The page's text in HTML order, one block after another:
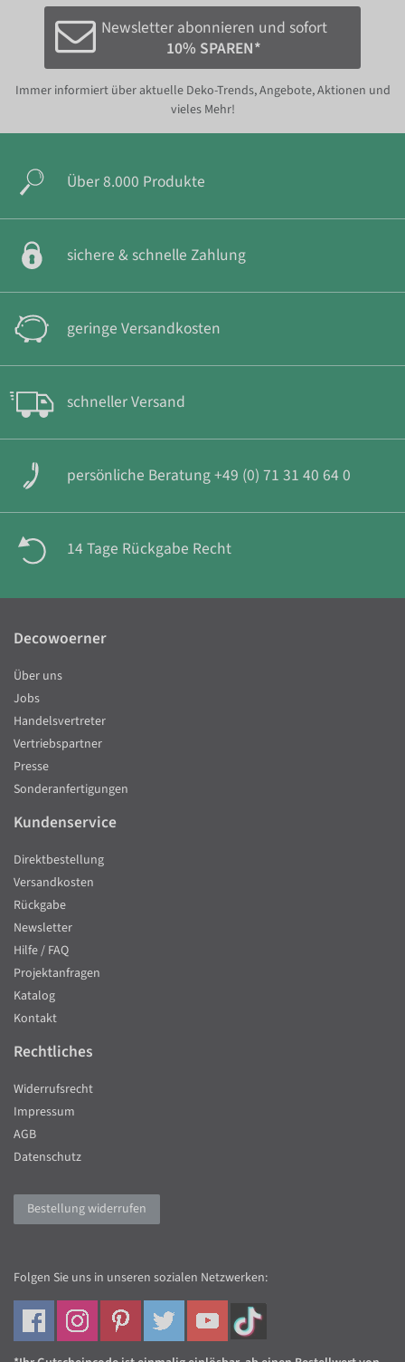
Newsletter abonnieren und sofort
10% SPAREN*
Immer informiert über aktuelle Deko-Trends, Angebote, Aktionen und
vieles Mehr!
Über 8.000 Produkte
sichere & schnelle Zahlung
geringe Versandkosten
schneller Versand
persönliche Beratung +49 (0) 71 31 40 64 0
14 Tage Rückgabe Recht
Decowoerner
Über uns
Jobs
Handelsvertreter
Vertriebspartner
Presse
Sonderanfertigungen
Kundenservice
Direktbestellung
Versandkosten
Rückgabe
Newsletter
Hilfe / FAQ
Projektanfragen
Katalog
Kontakt
Rechtliches
Widerrufsrecht
Impressum
AGB
Datenschutz
Bestellung widerrufen
Folgen Sie uns in unseren sozialen Netzwerken: